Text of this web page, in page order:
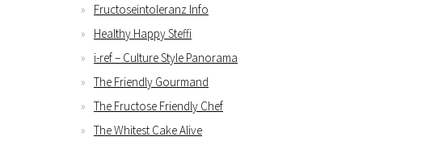
Fructoseintoleranz Info
Healthy Happy Steffi
i-ref – Culture Style Panorama
The Friendly Gourmand
The Fructose Friendly Chef
The Whitest Cake Alive